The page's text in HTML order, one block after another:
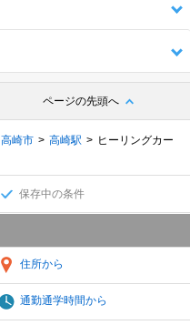
ページの先頭へ
高崎市 高崎駅
ヒーリングカー
保存中の条件
住所から
通勤通学時間から